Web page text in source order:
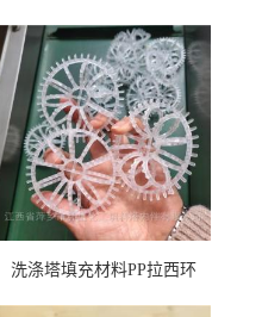
洗涤塔填充材料PP拉西环